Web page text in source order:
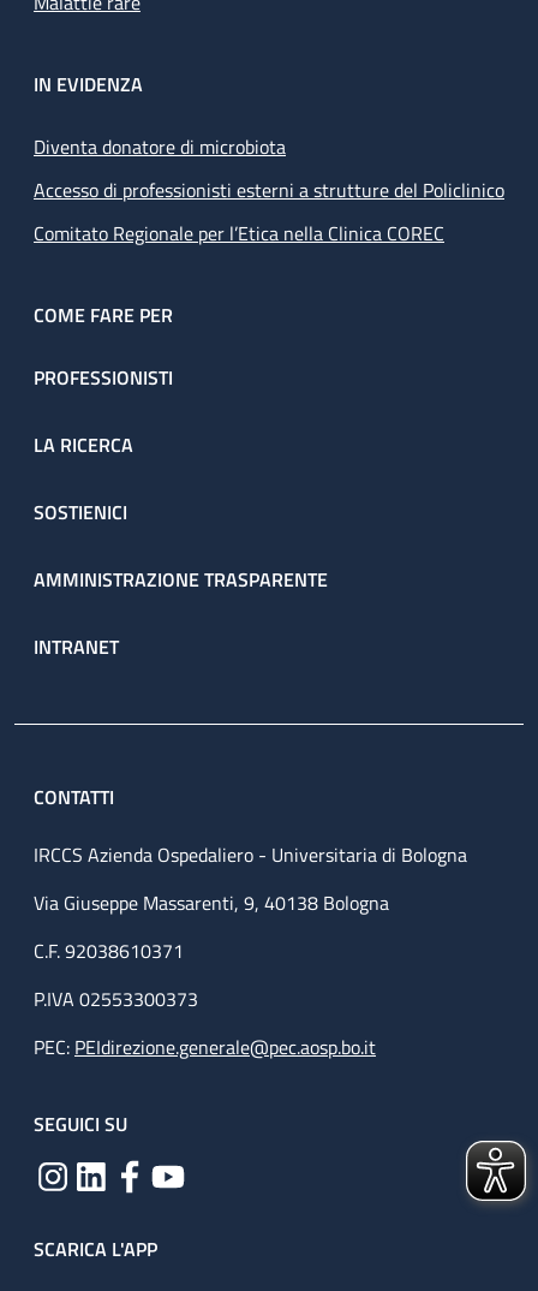
IN EVIDENZA
Diventa donatore di microbiota
Accesso di professionisti esterni a strutture del Policlinico
Comitato Regionale per l’Etica nella Clinica COREC
COME FARE PER
PROFESSIONISTI
LA RICERCA
SOSTIENICI
AMMINISTRAZIONE TRASPARENTE
INTRANET
CONTATTI
IRCCS Azienda Ospedaliero - Universitaria di Bologna
Via Giuseppe Massarenti, 9, 40138 Bologna
C.F. 92038610371
P.IVA 02553300373
PEC: PEIdirezione.generale@pec.aosp.bo.it
SEGUICI SU
SCARICA L'APP